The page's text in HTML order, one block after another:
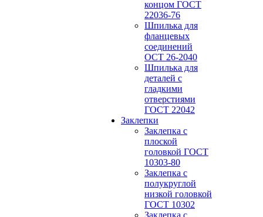
концом ГОСТ
22036-76
Шпилька для
фланцевых
соединений
ОСТ 26-2040
Шпилька для
деталей с
гладкими
отверстиями
ГОСТ 22042
Заклепки
Заклепка с
плоской
головкой ГОСТ
10303-80
Заклепка с
полукруглой
низкой головкой
ГОСТ 10302
Заклепка с